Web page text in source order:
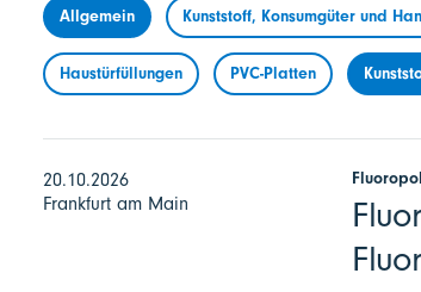
Allgemein Kunststoff, Konsumgüter und
Haustürfüllungen PVC-Platten
20.10.2026
Frankfurt am Main